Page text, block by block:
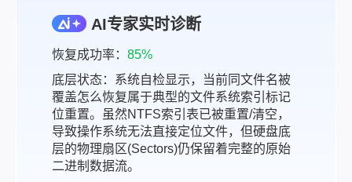
AI专家实时诊断
恢复成功率： 85%
底层状态：系统自检显示，当前同文件名被
覆盖怎么恢复属于典型的文件系统索引标记
位重置。虽然NTFS索引表已被重置/清空，
导致操作系统无法直接定位文件，但硬盘底
层的物理扇区(Sectors)仍保留着完整的原始
二进制数据流。